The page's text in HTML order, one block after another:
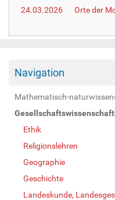
24.03.2026
Orte der
Navigation
Mathematisch-
Ethik
Religionslehren
Geographie
Geschichte
Landeskunde,